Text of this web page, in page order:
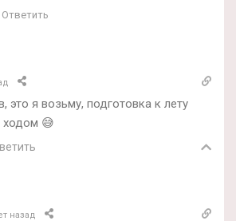
Ответить
это я возьму, подготовка к лету
😅
назад